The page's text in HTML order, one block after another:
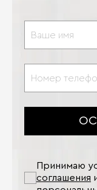
Принимаю
соглашения